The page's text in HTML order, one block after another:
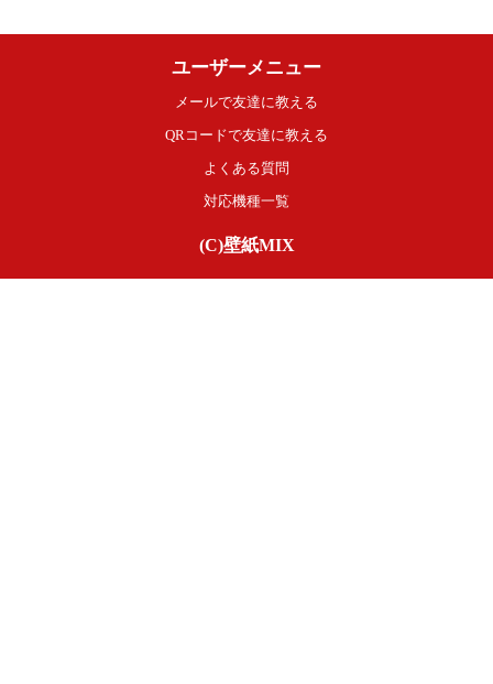
ユーザーメニュー
メールで友達に教える
QRコードで友達に教える
よくある質問
対応機種一覧
(C)壁紙MIX